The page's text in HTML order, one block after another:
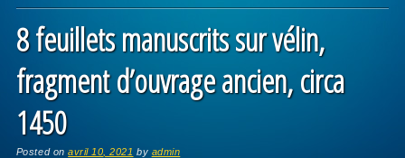
8 feuillets manuscrits sur vélin,
fragment d’ouvrage ancien, circa
1450
Posted onavril 10, 2021 by admin